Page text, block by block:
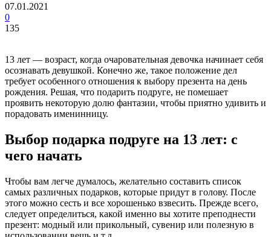
07.01.2021
0
135
13 лет — возраст, когда очаровательная девочка начинает себя
осознавать девушкой. Конечно же, такое положение дел
требует особенного отношения к выбору презента на день
рождения. Решая, что подарить подруге, не помешает
проявить некоторую долю фантазии, чтобы приятно удивить и
порадовать именинницу.
Выбор подарка подруге на 13 лет: с
чего начать
Чтобы вам легче думалось, желательно составить список
самых различных подарков, которые придут в голову. После
этого можно сесть и все хорошенько взвесить. Прежде всего,
следует определиться, какой именно вы хотите преподнести
презент: модный или прикольный, сувенир или полезную в